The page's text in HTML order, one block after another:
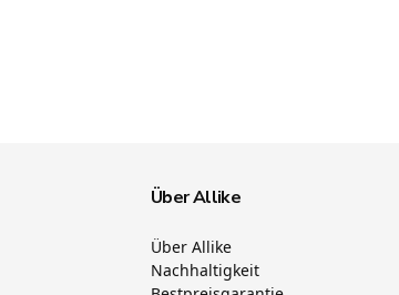
Über Allike
Über Allike
Nachhaltigkeit